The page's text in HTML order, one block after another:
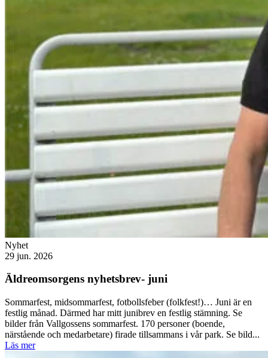
Nyhet
29 jun. 2026
Äldreomsorgens nyhetsbrev- juni
Sommarfest, midsommarfest, fotbollsfeber (folkfest!)… Juni är en
festlig månad. Därmed har mitt junibrev en festlig stämning. Se
bilder från Vallgossens sommarfest. 170 personer (boende,
närstående och medarbetare) firade tillsammans i vår park. Se bild...
Läs mer